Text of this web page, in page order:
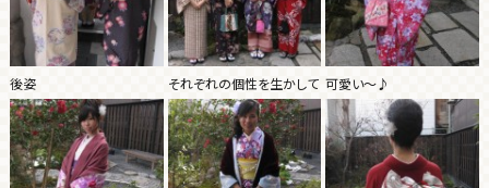
後姿 それぞれの個性を生かして 可愛い～♪